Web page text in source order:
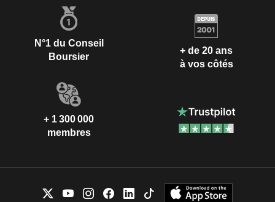
N°1 du Conseil
Boursier
+ de 20 ans
à vos côtés
+ 1 300 000
membres